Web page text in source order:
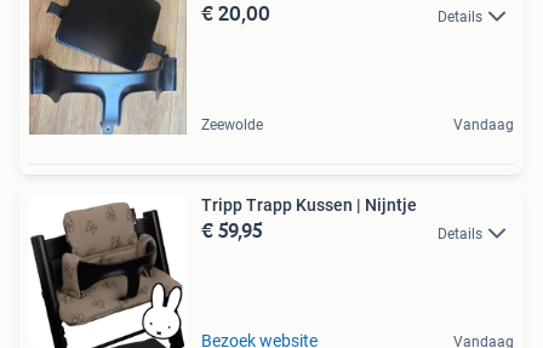
€ 20,00 Details
Zeewolde Vandaag
Tripp Trapp Kussen | Nijntje
€ 59,95 Details
Bezoek website Vandaag